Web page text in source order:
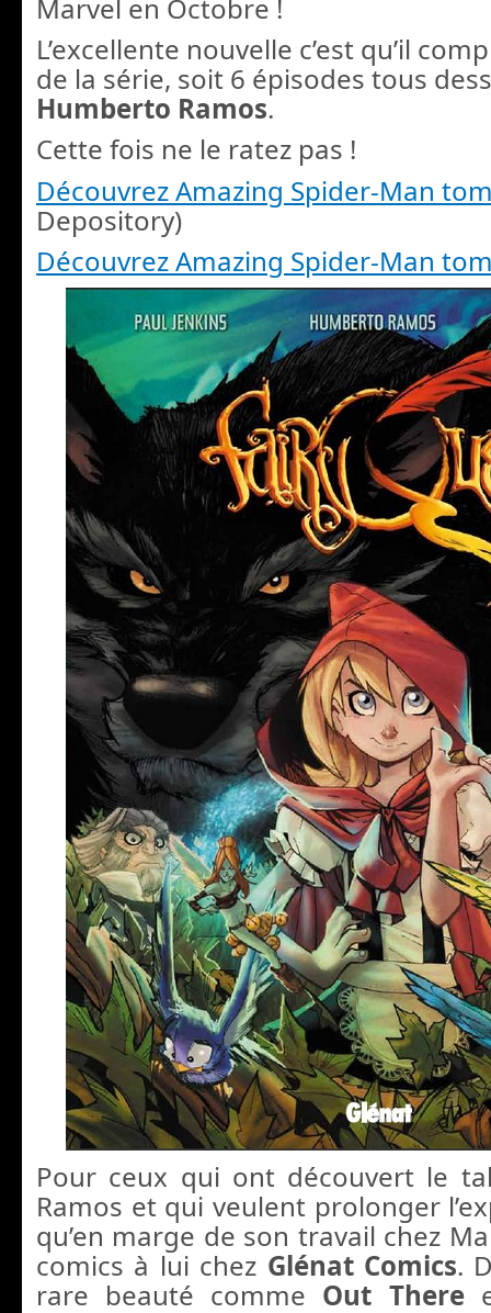
Marvel en Octobre !
L’excellente nouvelle c’est qu’il
de la série, soit 6 épisodes tous
Humberto Ramos.
Cette fois ne le ratez pas !
Découvrez Amazing Spider-Man
Depository)
Découvrez Amazing Spider-Man
Pour ceux qui ont découvert le
Ramos et qui veulent prolonger
qu’en marge de son travail chez
comics à lui chez Glénat Comics.
rare beauté comme Out There